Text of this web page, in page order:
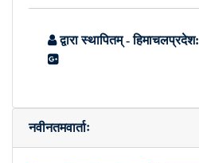
द्वारा स्थापितम् - हिमाचलप्रदेश:
नवीनतमवार्ताः